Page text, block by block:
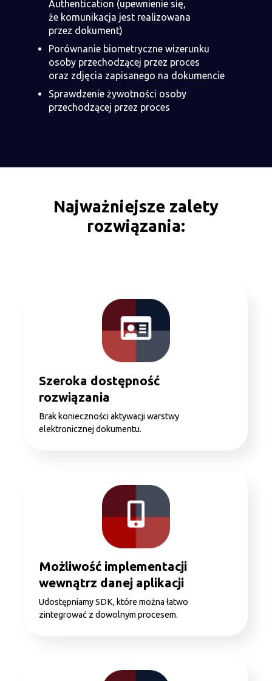
Authentication (upewnienie się,
że komunikacja jest realizowana
przez dokument)
Porównanie biometryczne wizerunku
osoby przechodzącej przez proces
oraz zdjęcia zapisanego na dokumencie
Sprawdzenie żywotności osoby
przechodzącej przez proces
Najważniejsze zalety
rozwiązania:
Szeroka dostępność
rozwiązania
Brak konieczności aktywacji warstwy
elektronicznej dokumentu.
Możliwość implementacji
wewnątrz danej aplikacji
Udostępniamy SDK, które można łatwo
zintegrować z dowolnym procesem.